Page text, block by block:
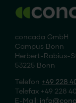
concada GmbH
Campus Bonn
Herbert-Rabius-
53225 Bonn
Telefon +49 228
Telefax +49 228
E-Mail: info